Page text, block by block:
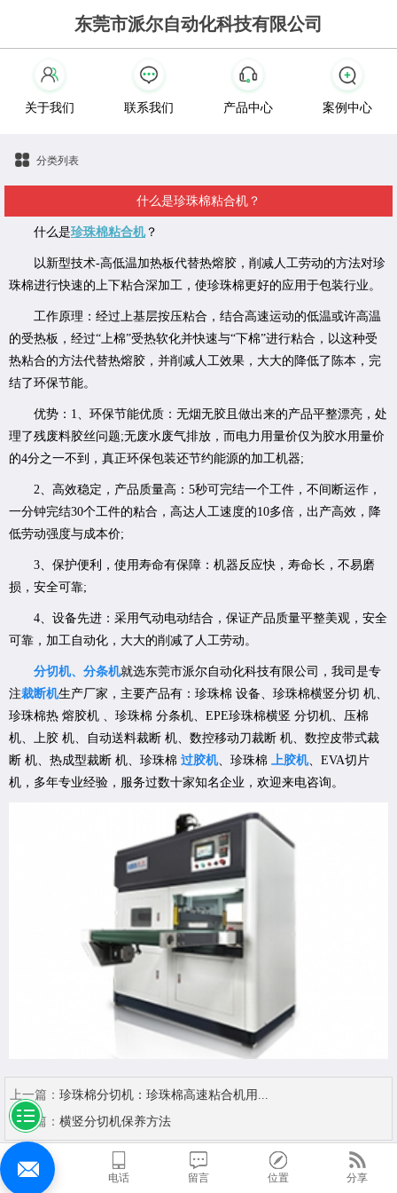
东莞市派尔自动化科技有限公司
关于我们 联系我们 产品中心 案例中心
分类列表
什么是珍珠棉粘合机？
什么是珍珠棉粘合机？
以新型技术-高低温加热板代替热熔胶，削减人工劳动的方法对珍
珠棉进行快速的上下粘合深加工，使珍珠棉更好的应用于包装行业。
工作原理：经过上基层按压粘合，结合高速运动的低温或许高温
的受热板，经过“上棉”受热软化并快速与“下棉”进行粘合，以这种受
热粘合的方法代替热熔胶，并削减人工效果，大大的降低了陈本，完
结了环保节能。
优势：1、环保节能优质：无烟无胶且做出来的产品平整漂亮，处
理了残废料胶丝问题;无废水废气排放，而电力用量价仅为胶水用量价
的4分之一不到，真正环保包装还节约能源的加工机器;
2、高效稳定，产品质量高：5秒可完结一个工件，不间断运作，
一分钟完结30个工件的粘合，高达人工速度的10多倍，出产高效，降
低劳动强度与成本价;
3、保护便利，使用寿命有保障：机器反应快，寿命长，不易磨
损，安全可靠;
4、设备先进：采用气动电动结合，保证产品质量平整美观，安全
可靠，加工自动化，大大的削减了人工劳动。
分切机、分条机就选东莞市派尔自动化科技有限公司，我司是专
注裁断机生产厂家，主要产品有：珍珠棉 设备、珍珠棉横竖分切 机、
珍珠棉热 熔胶机 、珍珠棉 分条机、EPE珍珠棉横竖 分切机、压棉
机、上胶 机、自动送料裁断 机、数控移动刀裁断 机、数控皮带式裁
断 机、热成型裁断 机、珍珠棉 过胶机、珍珠棉 上胶机、EVA切片
机，多年专业经验，服务过数十家知名企业，欢迎来电咨询。
上一篇： 珍珠棉分切机：珍珠棉高速粘合机用...
下一篇： 横竖分切机保养方法
首页 电话 留言 位置 分享